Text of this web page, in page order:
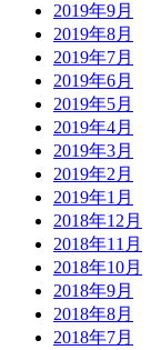
2019年9月
2019年8月
2019年7月
2019年6月
2019年5月
2019年4月
2019年3月
2019年2月
2019年1月
2018年12月
2018年11月
2018年10月
2018年9月
2018年8月
2018年7月